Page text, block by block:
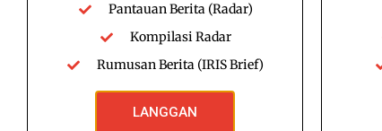
Pantauan Berita (Radar)
Kompilasi Radar
Rumusan Berita (IRIS Brief)
LANGGAN